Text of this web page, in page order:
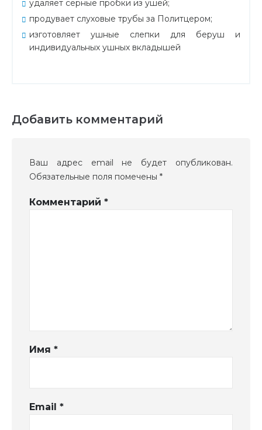
удаляет серные пробки из ушей;
продувает слуховые трубы за Политцером;
изготовляет ушные слепки для беруш и
индивидуальных ушных вкладышей
Добавить комментарий
Ваш адрес email не будет опубликован.
Обязательные поля помечены *
Комментарий *
Имя *
Email *